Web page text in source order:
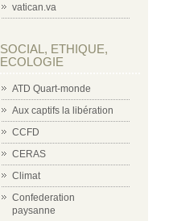
vatican.va
SOCIAL, ETHIQUE,
ECOLOGIE
ATD Quart-monde
Aux captifs la libération
CCFD
CERAS
Climat
Confederation
paysanne